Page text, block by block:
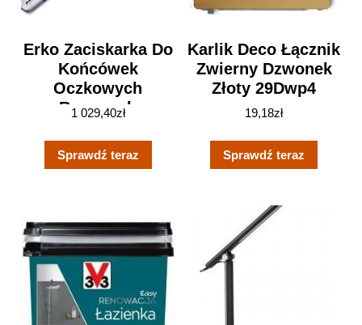
Erko Zaciskarka Do
Końcówek
Oczkowych
Rurowych
1 029,40zł
Sprawdź teraz
Karlik Deco Łącznik
Zwierny Dzwonek
Złoty 29Dwp4
19,18zł
Sprawdź teraz